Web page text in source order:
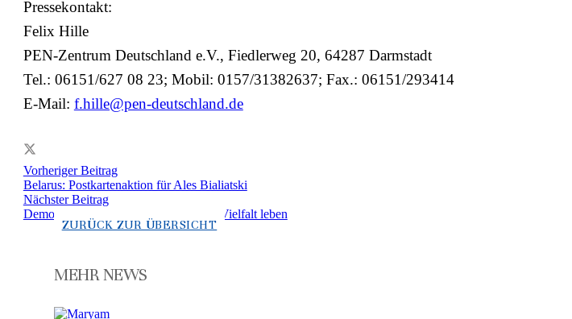
Pressekontakt:
Felix Hille
PEN-Zentrum Deutschland e.V., Fiedlerweg 20, 64287 Darmstadt
Tel.: 06151/627 08 23; Mobil: 0157/31382637; Fax.: 06151/293414
E-Mail: f.hille@pen-deutschland.de
Vorheriger Beitrag
Belarus: Postkartenaktion für Ales Bialiatski
Nächster Beitrag
Demokratie sichern: Zusammenhalt in Vielfalt leben
ZURÜCK ZUR ÜBERSICHT
MEHR NEWS